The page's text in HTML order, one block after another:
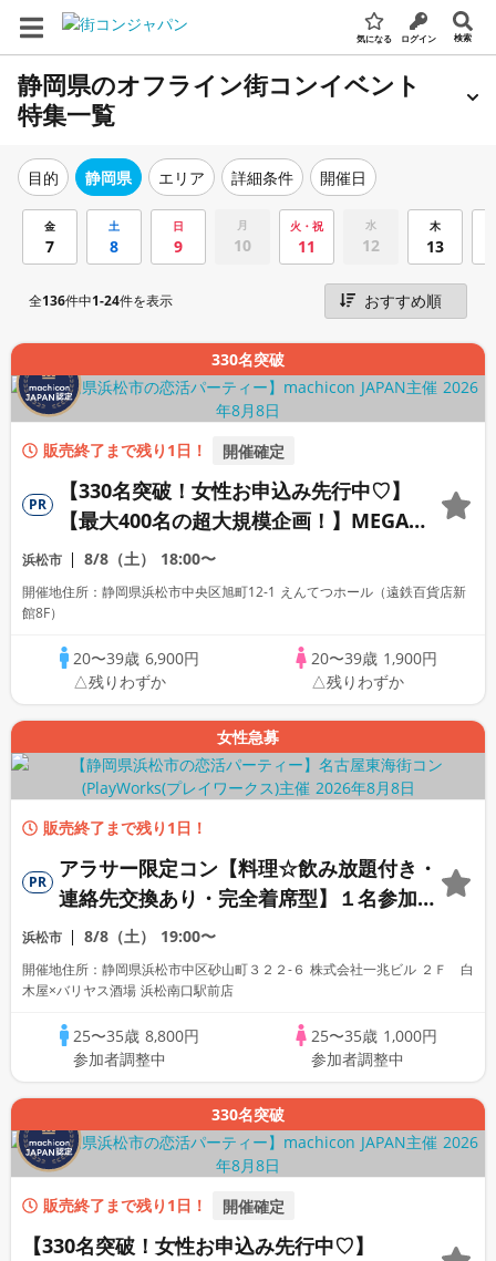
気になる ログイン 検索
静岡県のオフライン街コンイベント
特集一覧
目的 静岡県 エリア 詳細条件 開催日
金
7
土
8
日
9
月
10
火・祝
11
水
12
木
13
全136件中1-24件を表示
330名突破
販売終了まで残り1日！ 開催確定
PR
【330名突破！女性お申込み先行中♡】
【最大400名の超大規模企画！】MEGA
LOVE FES～恋が動き出す出会いの祭典～
浜松市 8/8（土） 18:00〜
開催地住所：静岡県浜松市中央区旭町12-1 えんてつホール（遠鉄百貨店新
館8F）
20〜39歳 6,900円
△残りわずか
20〜39歳 1,900円
△残りわずか
女性急募
販売終了まで残り1日！
PR
アラサー限定コン【料理☆飲み放題付き・
連絡先交換あり・完全着席型】１名参加多
数・初参加も大歓迎☆
浜松市 8/8（土） 19:00〜
開催地住所：静岡県浜松市中区砂山町３２２-６ 株式会社一兆ビル ２Ｆ 白
木屋×バリヤス酒場 浜松南口駅前店
25〜35歳 8,800円
参加者調整中
25〜35歳 1,000円
参加者調整中
330名突破
販売終了まで残り1日！ 開催確定
【330名突破！女性お申込み先行中♡】